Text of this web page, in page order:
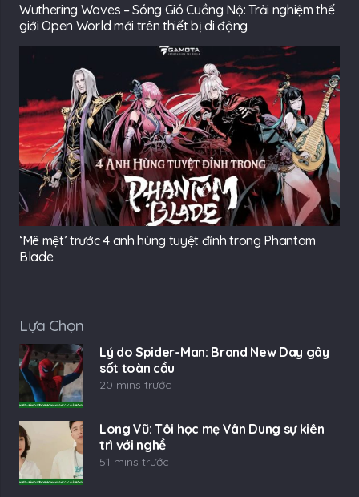
Wuthering Waves – Sóng Gió Cuồng Nộ: Trải nghiệm thế
giới Open World mới trên thiết bị di động
‘Mê mệt’ trước 4 anh hùng tuyệt đỉnh trong Phantom
Blade
Lựa Chọn
Lý do Spider-Man: Brand New Day gây
sốt toàn cầu
20 mins trước
Long Vũ: Tôi học mẹ Vân Dung sự kiên
trì với nghề
51 mins trước